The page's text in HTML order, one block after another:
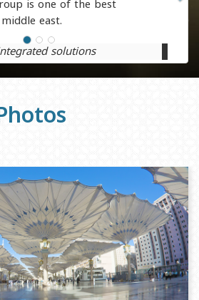
is one of the best
east.
solutions